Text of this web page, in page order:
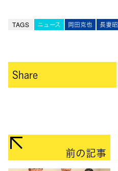
TAGS ニュース 岡田克也 長妻昭
Share
前の記事